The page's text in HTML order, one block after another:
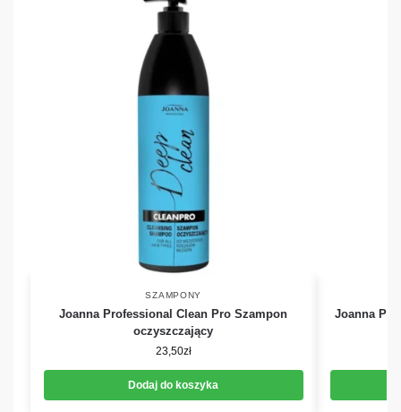
SZAMPONY
Joanna Professional Clean Pro Szampon
oczyszczający
23,50zł
Dodaj do koszyka
Joanna